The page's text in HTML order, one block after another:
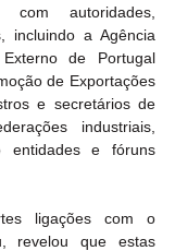
autoridades,
incluindo a Agência
de Portugal
de Exportações
e secretários de
industriais,
entidades e fóruns
ligações com o
revelou que estas